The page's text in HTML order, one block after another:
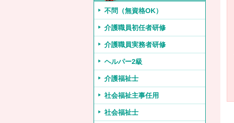
不問（無資格OK）
介護職員初任者研修
介護職員実務者研修
ヘルパー2級
介護福祉士
社会福祉主事任用
社会福祉士